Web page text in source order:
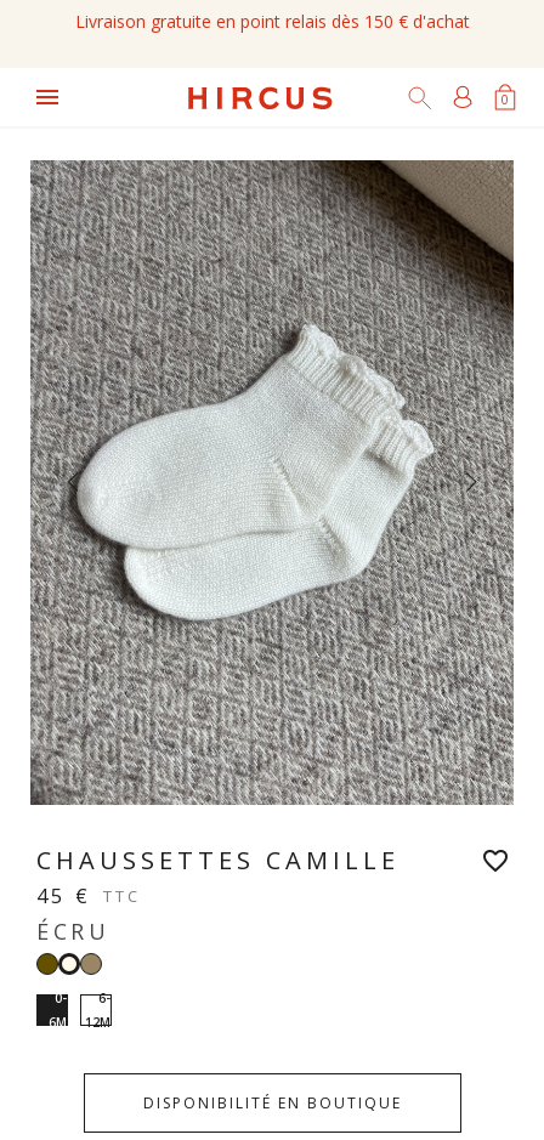
Livraison gratuite en point relais dès 150 € d'achat
0
CHAUSSETTES CAMILLE
45 € TTC
ÉCRU
KakiÉcru
0-
6M
6-
12M
DISPONIBILITÉ EN BOUTIQUE
favorite_border